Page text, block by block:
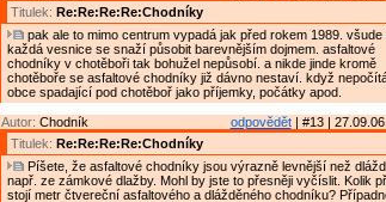
Titulek: Re:Re:Re:Re:Chodníky
pak ale to mimo centrum vypadá jak před rokem 1989. všude
každá vesnice se snaží působit barevnějším dojmem. asfaltové
chodníky v chotěboři tak bohužel nepůsobí. a nikde jinde kromě
chotěboře se asfaltové chodníky již dávno nestaví. když
obce spadající pod chotěboř jako příjemky, počátky apod.
odpovědět| #13 | 27.09.06
Autor: Chodník
Titulek: Re:Re:Re:Re:Chodníky
Píšete, že asfaltové chodníky jsou výrazně levnější než
např. ze zámkové dlažby. Mohl by jste to přesněji vyčíslit. Kolik
stojí metr čtvereční asfaltového a dlážděného chodníku?